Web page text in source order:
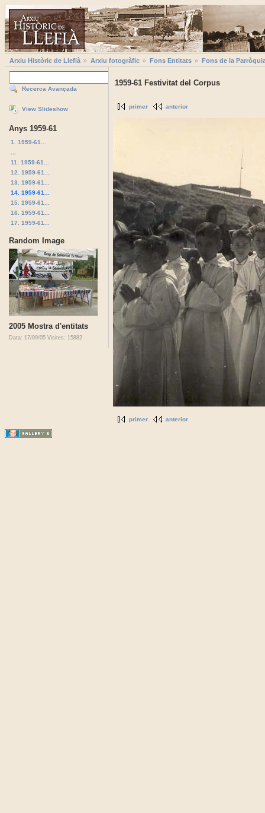
Arxiu Històric de Llefià Arxiu fotogràfic Fons Entitats Fons de la
Recerca Avançada
View Slideshow
Anys 1959-61
1. 1959-61...
11. 1959-61...
12. 1959-61...
13. 1959-61...
14. 1959-61...
15. 1959-61...
16. 1959-61...
17. 1959-61...
Random Image
2005 Mostra d'entitats
Data: 17/09/05 Visites: 15882
1959-61 Festivitat del Corpus
primer anterior
primer anterior